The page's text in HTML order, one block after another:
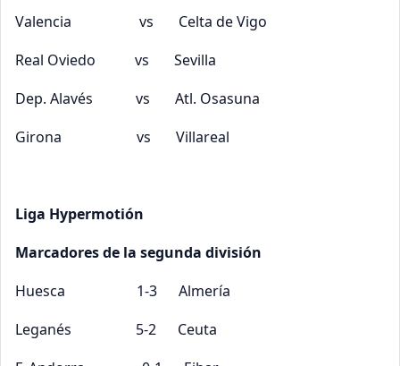
Valencia vs Celta de Vigo
Real Oviedo vs Sevilla
Dep. Alavés vs Atl. Osasuna
Girona vs Villareal
Liga Hypermotión
Marcadores de la segunda división
Huesca 1-3 Almería
Leganés 5-2 Ceuta